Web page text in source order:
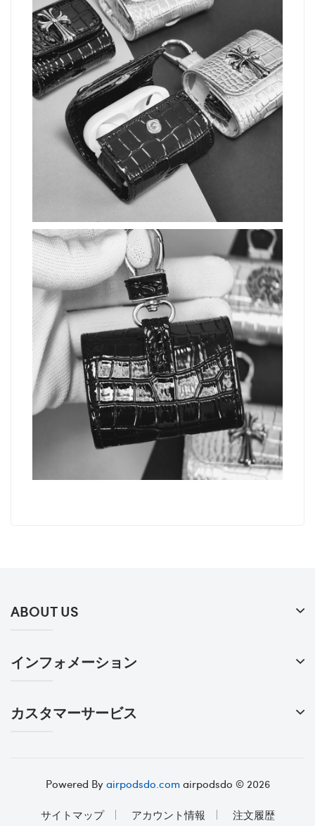
ABOUT US
インフォメーション
カスタマーサービス
Powered Byairpodsdo.comairpodsdo © 2026
サイトマップ
アカウント情報 注文履歴